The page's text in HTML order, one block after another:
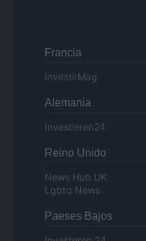
Francia
InvestirMag
Alemania
Investieren24
Reino Unido
News Hub UK
Lgbtq News
Paeses Bajos